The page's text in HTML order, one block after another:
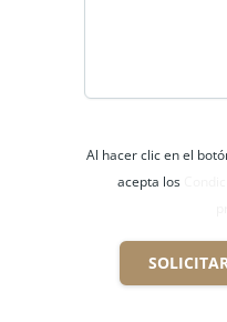
Al hacer clic en el
acepta los